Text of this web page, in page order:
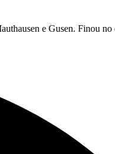
e Gusen. Finou